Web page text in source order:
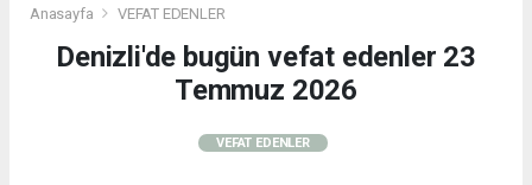
Anasayfa VEFAT EDENLER
Denizli'de bugün vefat edenler 23
Temmuz 2026
VEFAT EDENLER